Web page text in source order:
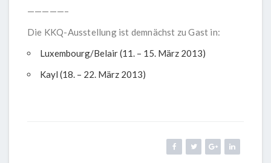
—————–
Die KKQ-Ausstellung ist demnächst zu Gast in:
Luxembourg/Belair (11. – 15. März 2013)
Kayl (18. – 22. März 2013)